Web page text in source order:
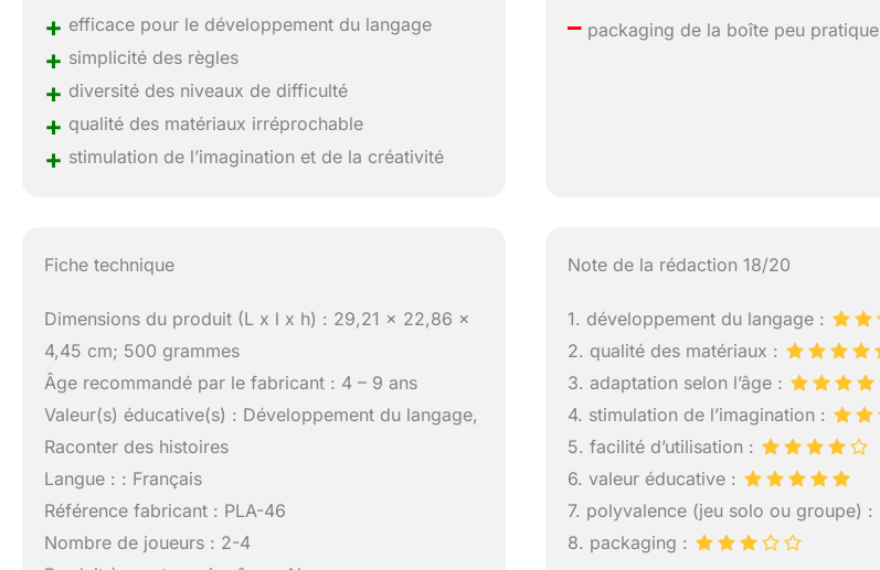
+ efficace pour le développement du langage
+ simplicité des règles
+ diversité des niveaux de difficulté
+ qualité des matériaux irréprochable
+ stimulation de l’imagination et de la créativité
– packaging de la boîte peu pratique
Fiche technique
Dimensions du produit (L x l x h) : 29,21 x 22,86 x
4,45 cm; 500 grammes
Âge recommandé par le fabricant : 4 – 9 ans
Valeur(s) éducative(s) : Développement du langage,
Raconter des histoires
Langue : : Français
Référence fabricant : PLA-46
Nombre de joueurs : 2-4
Note de la rédaction 18/20
1. développement du langage :
2. qualité des matériaux :
3. adaptation selon l’âge :
4. stimulation de l’imagination :
5. facilité d’utilisation :
6. valeur éducative :
7. polyvalence (jeu solo ou groupe) :
8. packaging :